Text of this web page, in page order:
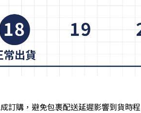
訂購，避免包裹配送延遲影響到貨時程